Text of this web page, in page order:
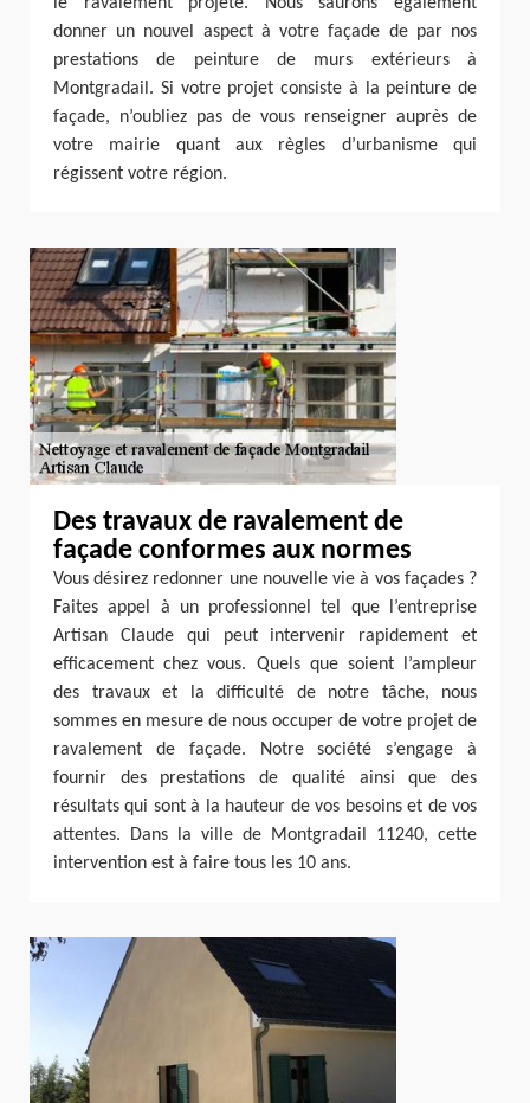
donner un nouvel aspect à votre façade de par nos
prestations de peinture de murs extérieurs à
Montgradail. Si votre projet consiste à la peinture de
façade, n’oubliez pas de vous renseigner auprès de
votre mairie quant aux règles d’urbanisme qui
régissent votre région.
Des travaux de ravalement de
façade conformes aux normes
Vous désirez redonner une nouvelle vie à vos façades ?
Faites appel à un professionnel tel que l’entreprise
Artisan Claude qui peut intervenir rapidement et
efficacement chez vous. Quels que soient l’ampleur
des travaux et la difficulté de notre tâche, nous
sommes en mesure de nous occuper de votre projet de
ravalement de façade. Notre société s’engage à
fournir des prestations de qualité ainsi que des
résultats qui sont à la hauteur de vos besoins et de vos
attentes. Dans la ville de Montgradail 11240, cette
intervention est à faire tous les 10 ans.